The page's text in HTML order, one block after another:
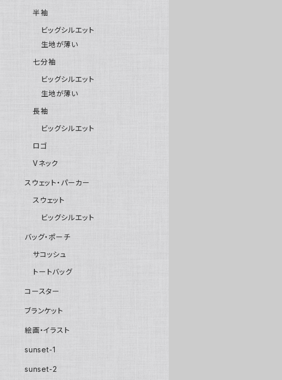
半袖
ビッグシルエット
生地が薄い
七分袖
ビッグシルエット
生地が薄い
長袖
ビッグシルエット
ロゴ
Vネック
スウェット・パーカー
スウェット
ビッグシルエット
バッグ・ポーチ
サコッシュ
トートバッグ
コースター
ブランケット
絵画・イラスト
sunset-1
sunset-2